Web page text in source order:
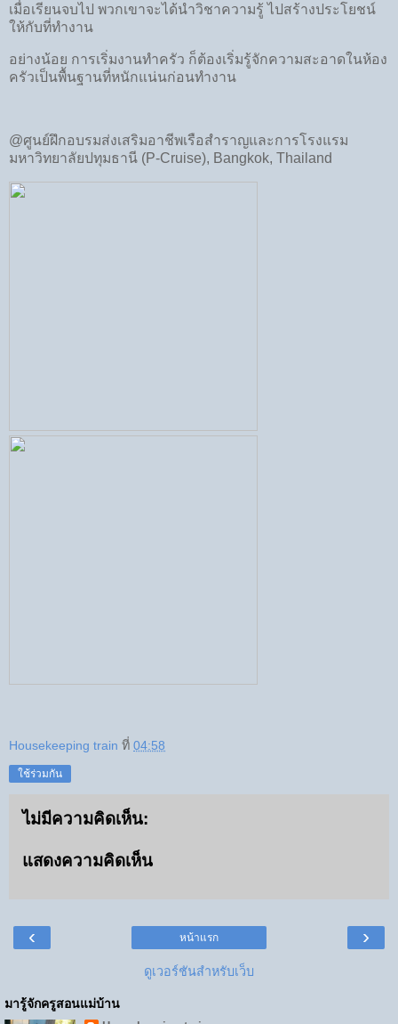
เมื่อเรียนจบไป พวกเขาจะได้นำวิชาความรู้ ไปสร้างประโยชน์
ให้กับที่ทำงาน
อย่างน้อย การเริ่มงานทำครัว ก็ต้องเริ่มรู้จักความสะอาดในห้อง
ครัวเป็นพื้นฐานที่หนักแน่นก่อนทำงาน
@ศูนย์ฝึกอบรมส่งเสริมอาชีพเรือสำราญและการโรงแรม
มหาวิทยาลัยปทุมธานี (P-Cruise), Bangkok, Thailand
Housekeeping train ที่ 04:58
ใช้ร่วมกัน
ไม่มีความคิดเห็น:
แสดงความคิดเห็น
‹ ›
หน้าแรก
ดูเวอร์ชันสำหรับเว็บ
มารู้จักครูสอนแม่บ้าน